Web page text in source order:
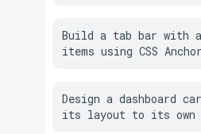
Build a tab bar with
items using CSS
Design a dashboard
its layout to its own